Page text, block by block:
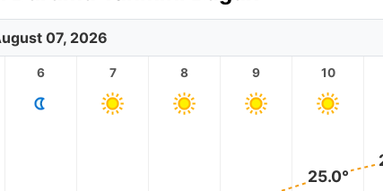
07, 2026
6 7 8 9 10
25.0°